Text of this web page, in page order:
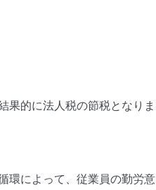
果的に法人税の節税となりま
環によって、従業員の勤労意